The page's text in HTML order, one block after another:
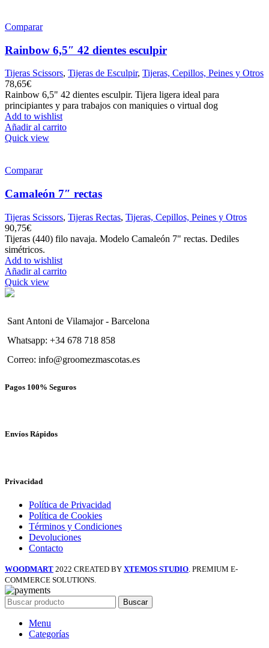
Comparar
Rainbow 6,5″ 42 dientes esculpir
Tijeras Scissors, Tijeras de Esculpir, Tijeras, Cepillos, Peines y Otros
78,65€
Rainbow 6,5" 42 dientes esculpir. Tijera ligera ideal para
principiantes y para trabajos con maniquies o virtual dog
Add to wishlist
Añadir al carrito
Quick view
Comparar
Camaleón 7″ rectas
Tijeras Scissors, Tijeras Rectas, Tijeras, Cepillos, Peines y Otros
90,75€
Tijeras (440) filo navaja. Modelo Camaleón 7" rectas. Dediles
simétricos.
Add to wishlist
Añadir al carrito
Quick view
Sant Antoni de Vilamajor - Barcelona
Whatsapp: +34 678 718 858
Correo: info@groomezmascotas.es
Pagos 100% Seguros
Envíos Rápidos
Privacidad
Política de Privacidad
Política de Cookies
Términos y Condiciones
Devoluciones
Contacto
WOODMART 2022 CREATED BY XTEMOS STUDIO . PREMIUM E-
COMMERCE SOLUTIONS.
Buscar
Menu
Categorías